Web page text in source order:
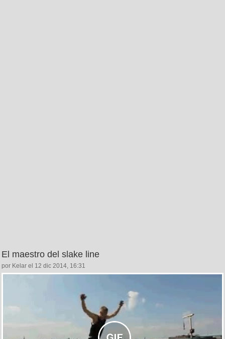
El maestro del slake line
por Kelar el 12 dic 2014, 16:31